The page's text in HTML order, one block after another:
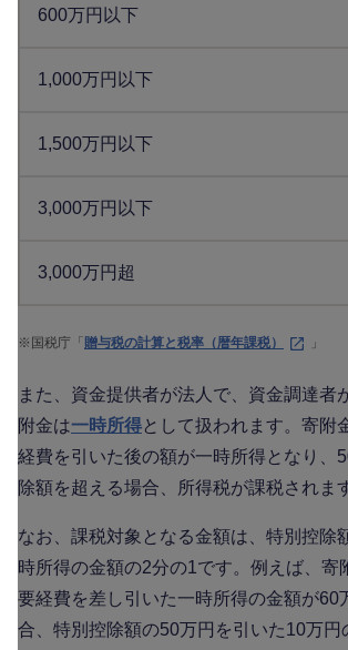
600万円以下
1,000万円以下
1,500万円以下
3,000万円以下
3,000万円超
※ 国税庁「 贈与税の計算と税率（暦年課税） 」
また、資金提供者が法人で、資金調達者
附金は一時所得として扱われます。寄附
経費を引いた後の額が一時所得となり、
除額を超える場合、所得税が課税されま
なお、課税対象となる金額は、特別控除
時所得の金額の2分の1です。例えば、寄
要経費を差し引いた一時所得の金額が60
合、特別控除額の50万円を引いた10万円